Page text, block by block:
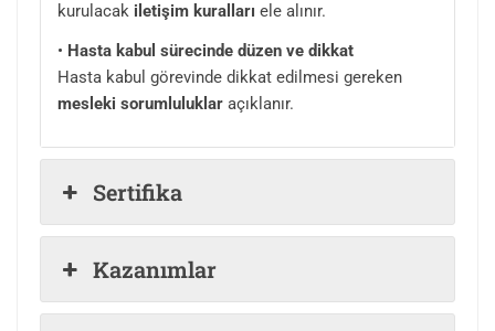
kurulacak iletişim kuralları ele alınır.
• Hasta kabul sürecinde düzen ve dikkat
Hasta kabul görevinde dikkat edilmesi gereken
mesleki sorumluluklar açıklanır.
Sertifika
Kazanımlar